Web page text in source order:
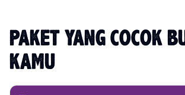
PAKET YANG COCOK
KAMU